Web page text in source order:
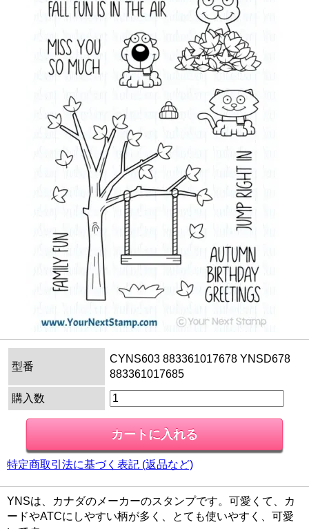
型番
CYNS603 883361017678 YNSD678
883361017685
購入数
特定商取引法に基づく表記 (返品など)
YNSは、カナダのメーカーのスタンプです。可愛くて、カ
ードやATCにしやすい柄が多く、とても使いやすく、可愛